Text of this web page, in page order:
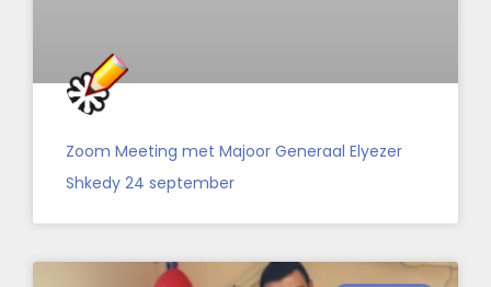
Zoom Meeting met Majoor Generaal Elyezer
Shkedy 24 september